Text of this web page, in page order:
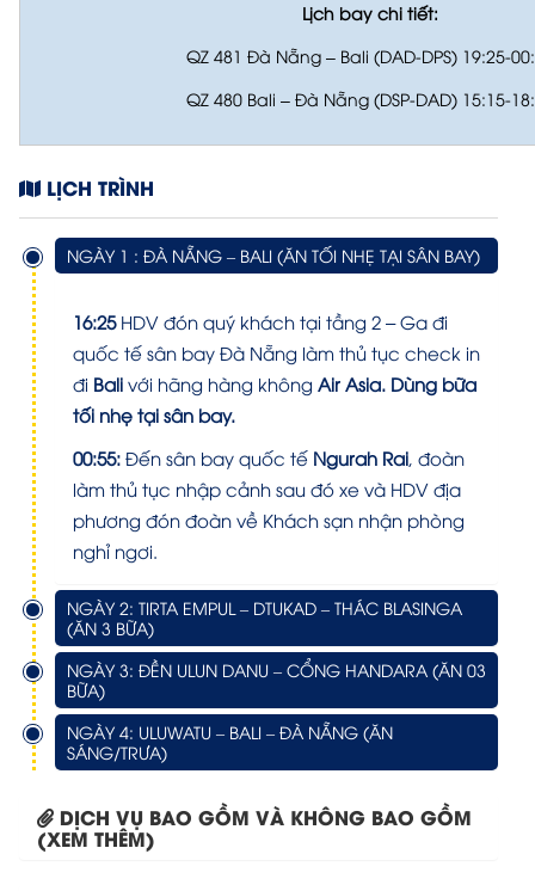
Lịch bay chi tiết:
QZ 481 Đà Nẵng – Bali (DAD-DPS) 19:25-
QZ 480 Bali – Đà Nẵng (DSP-DAD) 15:15-
LỊCH TRÌNH
NGÀY 1 : ĐÀ NẴNG – BALI (ĂN TỐI NHẸ TẠI SÂN BAY)
16:25 HDV đón quý khách tại tầng 2 – Ga đi
quốc tế sân bay Đà Nẵng làm thủ tục check in
đi Bali với hãng hàng không Air Asia. Dùng bữa
tối nhẹ tại sân bay.
00:55: Đến sân bay quốc tế Ngurah Rai, đoàn
làm thủ tục nhập cảnh sau đó xe và HDV địa
phương đón đoàn về Khách sạn nhận phòng
nghỉ ngơi.
NGÀY 2: TIRTA EMPUL – DTUKAD – THÁC BLASINGA
(ĂN 3 BỮA)
NGÀY 3: ĐỀN ULUN DANU – CỔNG HANDARA (ĂN 03
BỮA)
NGÀY 4: ULUWATU – BALI – ĐÀ NẴNG (ĂN
SÁNG/TRƯA)
DỊCH VỤ BAO GỒM VÀ KHÔNG BAO GỒM
(XEM THÊM)